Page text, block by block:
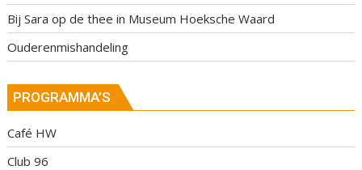
Bij Sara op de thee in Museum Hoeksche Waard
Ouderenmishandeling
PROGRAMMA’S
Café HW
Club 96